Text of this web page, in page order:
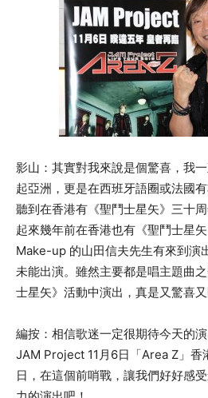
影山：其實對我來說是個驚喜，我
起亞洲，更是在西班牙語圈或法國
聽到在香港有《聖鬥士星矢》三十周
起來幾年前在香港也有《聖鬥士星
Make-up 的山田信夫先生有來到演
未能出演。雖然主要都是唱主題曲
士星矢》活動中演出，真是又驚喜又
編按：相信歌迷一定很期待今天的
JAM Project 11月6日 「Area Z」
日，在這個前哨戰，讓我們好好感